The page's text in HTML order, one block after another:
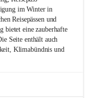
im Winter in
Reisepässen und
bietet eine zauberhafte
Seite enthält auch
Klimabündnis und